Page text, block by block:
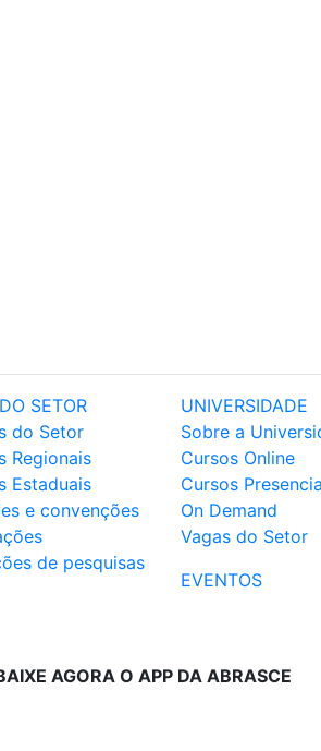
SETOR
do Setor
Regionais
Estaduais
e convenções
de pesquisas
UNIVERSIDADE
Sobre a
Cursos Online
Cursos
On Demand
Vagas do Setor
EVENTOS
AGORA O APP DA ABRASCE